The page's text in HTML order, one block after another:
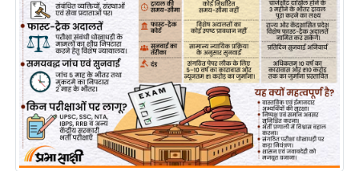
स्थ
ल
फि
ट
ने
स
मं
त्रा